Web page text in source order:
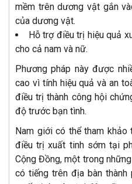
mềm trên dương vật gắn
của dương vật.
Hỗ trợ điều trị hiệu quả
cho cả nam và nữ.
Phương pháp này được
cao vì tính hiệu quả và an
điều trị thành công hội
độ trước bạn tình.
Nam giới có thể tham
điều trị xuất tinh sớm tại
Cộng Đồng, một trong
có tiếng trên địa bàn thành